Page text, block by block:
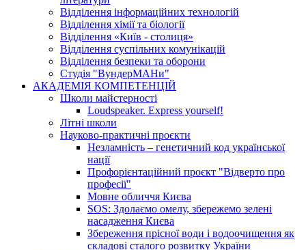
Відділення інформаційних технологій
Відділення хімії та біології
Відділення «Київ - столиця»
Відділення суспільних комунікацій
Відділення безпеки та оборони
Студія "ВундерМАНи"
АКАДЕМІЯ КОМПЕТЕНЦІЙ
Школи майстерності
Loudspeaker. Express yourself!
Літні школи
Науково-практичні проєкти
Незламність – генетичний код української
нації
Профорієнтаційний проєкт "Відверто про
професії"
Мовне обличчя Києва
SOS: Здолаємо омелу, збережемо зелені
насадження Києва
Збереження прісної води і водоочищення як
складові сталого розвитку України